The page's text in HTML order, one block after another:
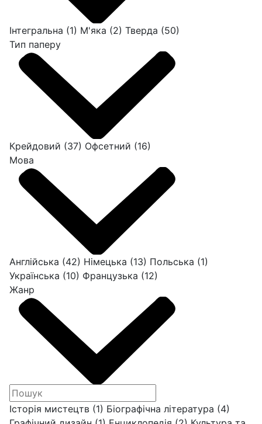
Інтегральна (1) М'яка (2) Тверда (50)
Тип паперу
Крейдовий (37) Офсетний (16)
Мова
Англійська (42) Німецька (13) Польська (1)
Українська (10) Французька (12)
Жанр
Історія мистецтв (1) Біографічна література (4)